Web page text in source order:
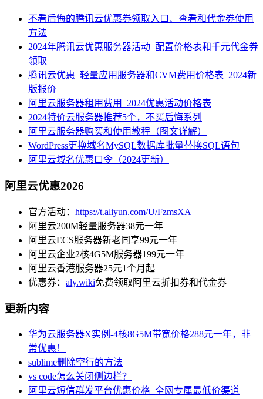
不看后悔的腾讯云优惠券领取入口、查看和代金券使用
方法
2024年腾讯云优惠服务器活动_配置价格表和千元代金券
领取
腾讯云优惠_轻量应用服务器和CVM费用价格表_2024新
版报价
阿里云服务器租用费用_2024优惠活动价格表
2024特价云服务器推荐5个，不买后悔系列
阿里云服务器购买和使用教程（图文详解）
WordPress更换域名MySQL数据库批量替换SQL语句
阿里云域名优惠口令（2024更新）
阿里云优惠2026
官方活动： https://t.aliyun.com/U/FzmsXA
阿里云200M轻量服务器38元一年
阿里云ECS服务器新老同享99元一年
阿里云企业2核4G5M服务器199元一年
阿里云香港服务器25元1个月起
优惠券： aly.wiki免费领取阿里云折扣券和代金券
更新内容
华为云服务器X实例-4核8G5M带宽价格288元一年，非
常优惠！
sublime删除空行的方法
vs code怎么关闭侧边栏？
阿里云短信群发平台优惠价格_全网专属最低价渠道